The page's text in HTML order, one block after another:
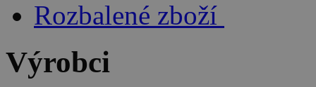
Rozbalené zboží
Výrobci